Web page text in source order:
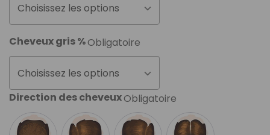
Choisissez les options
Cheveux gris %Obligatoire
Choisissez les options
Direction des cheveuxObligatoire